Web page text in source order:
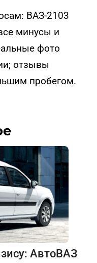
ВАЗ-2103
минусы и
фото
отзывы
пробегом.
АвтоВАЗ